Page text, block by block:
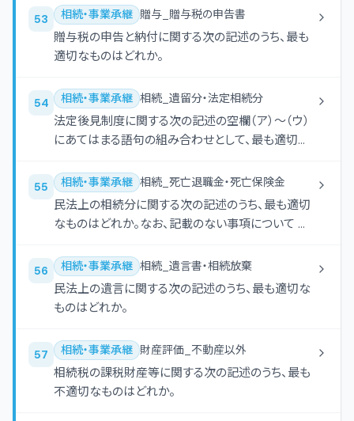
53 相続・事業承継 贈与_贈与税の申告書
贈与税の申告と納付に関する次の記述のうち、最も
適切なものはどれか。
54 相続・事業承継 相続_遺留分・法定相続分
法定後見制度に関する次の記述の空欄（ア）〜（ウ）
にあてはまる語句の組み合わせとして、最も適切な
55 相続・事業承継 相続_死亡退職金・死亡保険金
民法上の相続分に関する次の記述のうち、最も適切
なものはどれか。なお、記載のない事項について は
56 相続・事業承継 相続_遺言書・相続放棄
民法上の遺言に関する次の記述のうち、最も適切な
ものはどれか。
57 相続・事業承継 財産評価_不動産以外
相続税の課税財産等に関する次の記述のうち、最も
不適切なものはどれか。